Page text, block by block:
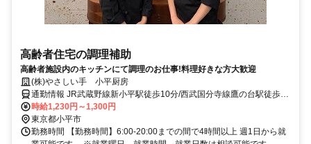
高齢者住宅の調理補助
高齢者施設内のキッチンにて調理のお仕事!料理好きな方大歓迎
(株)やさしい手 小平厨房
通勤情報 JR武蔵野線新小平駅徒歩10分/西武国分寺線鷹の台駅徒歩10
分/車通勤OK
時給1,230円～1,300円
東京都小平市
勤務時間 【勤務時間】6:00-20:00までの間で4時間以上 週1日から就